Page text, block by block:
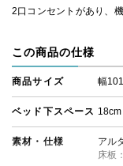
2口コンセントがあり、
この商品の仕様
商品サイズ 幅
ベッド下スペース 18cm
素材・仕様
アル
床板